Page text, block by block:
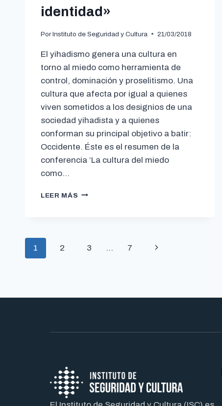
identidad»
Por Instituto de Seguridad y Cultura 21/03/2018
El yihadismo genera una cultura en
torno al miedo como herramienta de
control, dominación y proselitismo. Una
cultura que afecta por igual a quienes
viven sometidos a los designios de una
sociedad yihadista y a quienes
conforman su principal objetivo a batir:
Occidente. Éste es el resumen de la
conferencia ‘La cultura del miedo
como…
LEER MÁS
1 2 3 … 7